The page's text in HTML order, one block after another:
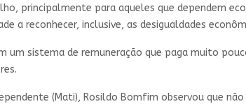
principalmente para aqueles que dependem
a reconhecer, inclusive, as desigualdades
sistema de remuneração que paga muito
(Mati), Rosildo Bomfim observou que